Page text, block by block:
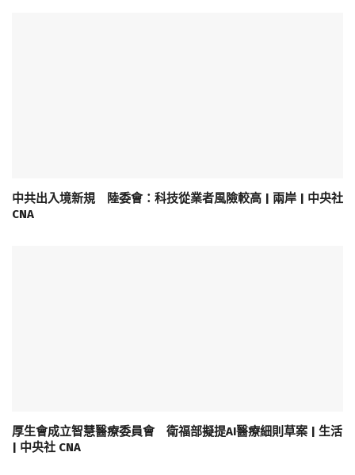
中共出入境新規 陸委會：科技從業者風險較高 | 兩岸 | 中央社
CNA
厚生會成立智慧醫療委員會 衛福部擬提AI醫療細則草案 | 生活
| 中央社 CNA